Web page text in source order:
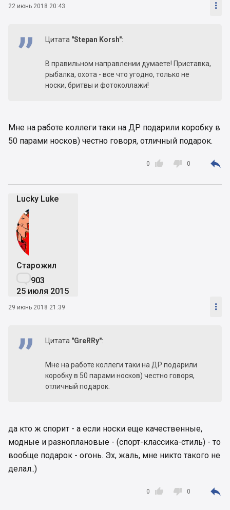
22 июнь 2018 20:43 
Цитата "Stepan Korsh":
В правильном направлении думаете! Приставка,
рыбалка, охота - все что угодно, только не
носки, бритвы и фотоколлажи!
Мне на работе коллеги таки на ДР подарили коробку в
50 парами носков) честно говоря, отличный подарок.

0  0 
Lucky Luke
Старожил
903
25 июля 2015
29 июнь 2018 21:39 
Цитата "GreRRy":
Мне на работе коллеги таки на ДР подарили
коробку в 50 парами носков) честно говоря,
отличный подарок.
да кто ж спорит - а если носки еще качественные,
модные и разноплановые - (спорт-классика-стиль) - то
вообще подарок - огонь. Эх, жаль, мне никто такого не
делал..)

0  0 